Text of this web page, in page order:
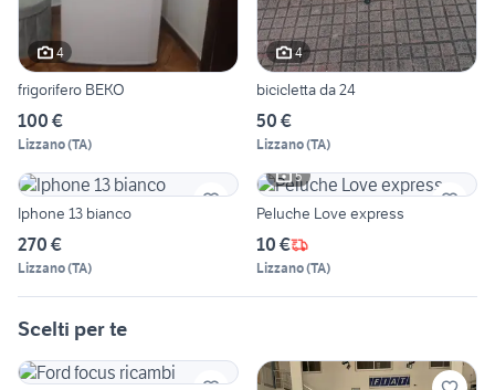
4
frigorifero BEKO
100 €
Lizzano(TA)
4
bicicletta da 24
50 €
Lizzano(TA)
Iphone 13 bianco
270 €
Lizzano(TA)
5
Peluche Love express
10 €
Lizzano(TA)
Scelti per te